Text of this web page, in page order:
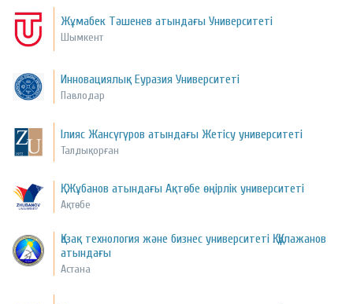
Жұмабек Тәшенев атындағы Университеті
Шымкент
Инновациялық Еуразия Университеті
Павлодар
Ілияс Жансүгүров атындағы Жетісу университеті
Талдықорған
Қ. Жұбанов атындағы Ақтөбе өңірлік университеті
Ақтөбе
Қазақ технология және бизнес университеті Қ. Құлажанов
атындағы
Астана